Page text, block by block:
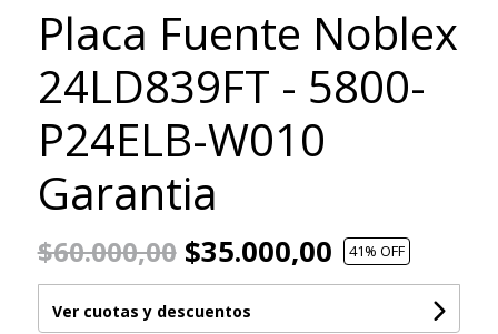
Placa Fuente Noblex
24LD839FT - 5800-
P24ELB-W010
Garantia
$60.000,00$35.000,00 41% OFF
Ver cuotas y descuentos